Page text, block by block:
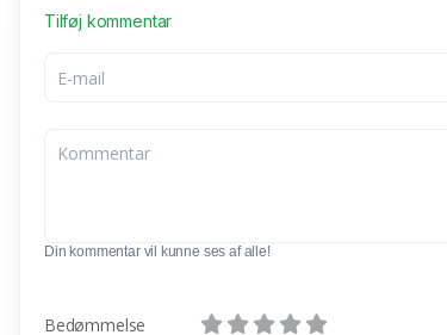
Tilføj kommentar
Din kommentar vil kunne ses af alle!
Bedømmelse